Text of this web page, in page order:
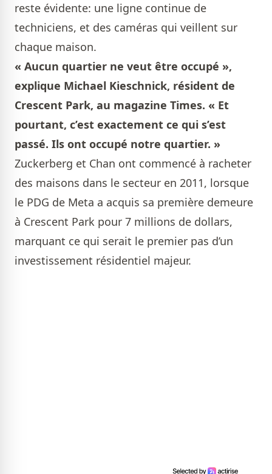
reste évidente: une ligne continue de
techniciens, et des caméras qui veillent sur
chaque maison.
« Aucun quartier ne veut être occupé »,
explique Michael Kieschnick, résident de
Crescent Park, au magazine Times. « Et
pourtant, c’est exactement ce qui s’est
passé. Ils ont occupé notre quartier. »
Zuckerberg et Chan ont commencé à racheter
des maisons dans le secteur en 2011, lorsque
le PDG de Meta a acquis sa première demeure
à Crescent Park pour 7 millions de dollars,
marquant ce qui serait le premier pas d’un
investissement résidentiel majeur.